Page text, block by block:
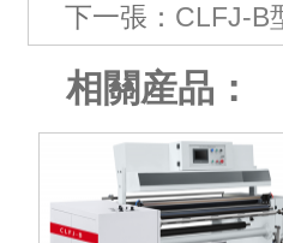
下一張： CLFJ-B
相關産品：